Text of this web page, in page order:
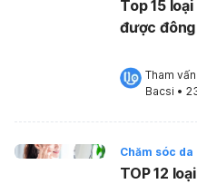
Top 15
được
Tham
Bacsi •
Chăm sóc da
TOP 12